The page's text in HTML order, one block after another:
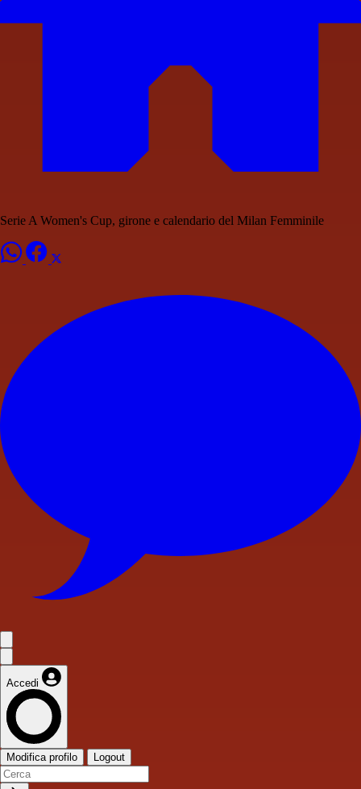
Serie A Women's Cup, girone e calendario del Milan Femminile
Accedi
Modifica profilo Logout